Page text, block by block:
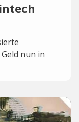
nun in